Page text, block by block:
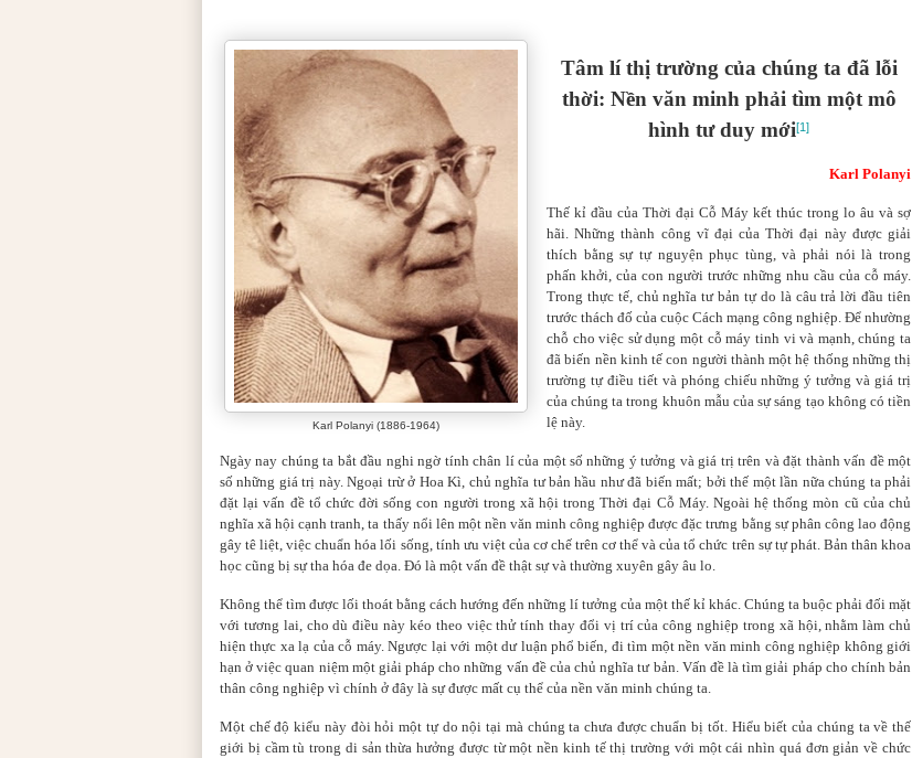
Karl Polanyi (1886-1964)
Tâm lí thị trường của chúng ta đã lỗi
thời: Nền văn minh phải tìm một mô
hình tư duy mới[1]
Karl Polanyi
Thế kỉ đầu của Thời đại Cỗ Máy kết thúc trong lo âu và sợ
hãi. Những thành công vĩ đại của Thời đại này được giải
thích bằng sự tự nguyện phục tùng, và phải nói là trong
phấn khởi, của con người trước những nhu cầu của cỗ máy.
Trong thực tế, chủ nghĩa tư bản tự do là câu trả lời đầu tiên
trước thách đố của cuộc Cách mạng công nghiệp. Để nhường
chỗ cho việc sử dụng một cỗ máy tinh vi và mạnh, chúng ta
đã biến nền kinh tế con người thành một hệ thống những thị
trường tự điều tiết và phóng chiếu những ý tưởng và giá trị
của chúng ta trong khuôn mẫu của sự sáng tạo không có tiền
lệ này.
Ngày nay chúng ta bắt đầu nghi ngờ tính chân lí của một số những ý tưởng và giá trị trên và đặt thành vấn đề một
số những giá trị này. Ngoại trừ ở Hoa Kì, chủ nghĩa tư bản hầu như đã biến mất; bởi thế một lần nữa chúng ta phải
đặt lại vấn đề tổ chức đời sống con người trong xã hội trong Thời đại Cỗ Máy. Ngoài hệ thống mòn cũ của chủ
nghĩa xã hội cạnh tranh, ta thấy nổi lên một nền văn minh công nghiệp được đặc trưng bằng sự phân công lao động
gây tê liệt, việc chuẩn hóa lối sống, tính ưu việt của cơ chế trên cơ thể và của tổ chức trên sự tự phát. Bản thân khoa
học cũng bị sự tha hóa đe dọa. Đó là một vấn đề thật sự và thường xuyên gây âu lo.
Không thể tìm được lối thoát bằng cách hướng đến những lí tưởng của một thế kỉ khác. Chúng ta buộc phải đối mặt
với tương lai, cho dù điều này kéo theo việc thử tính thay đổi vị trí của công nghiệp trong xã hội, nhằm làm chủ
hiện thực xa lạ của cỗ máy. Ngược lại với một dư luận phổ biến, đi tìm một nền văn minh công nghiệp không giới
hạn ở việc quan niệm một giải pháp cho những vấn đề của chủ nghĩa tư bản. Vấn đề là tìm giải pháp cho chính bản
thân công nghiệp vì chính ở đây là sự được mất cụ thể của nền văn minh chúng ta.
Một chế độ kiểu này đòi hỏi một tự do nội tại mà chúng ta chưa được chuẩn bị tốt. Hiểu biết của chúng ta về thế
giới bị cầm tù trong di sản thừa hưởng được từ một nền kinh tế thị trường với một cái nhìn quá đơn giản về chức